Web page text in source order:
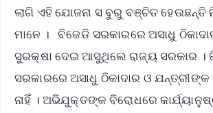
ଲାଗି ଏହି ଯୋଜନା ସ ବୁରୁ ବଞ୍ଚିତ ହେଉଛନ୍ତି
ମାନେ । ବିଜେଡି ସରକାରରେ ଅସାଧୁ
ସୁରକ୍ଷା ଦେଇ ଆସୁଥିଲେ ରାଜ୍ୟ ସରକାର ।
ସରକାରରେ ଅସାଧୁ ଠିକାଦାର ଓ
ନାହିଁ । ଅଭିଯୁକ୍ତଙ୍କ ବିରୋଧରେ